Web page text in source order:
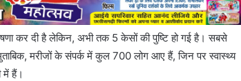
कर दी है लेकिन, अभी तक 5 केसों की पुष्टि हो गई है। सबसे
मरीजों के संपर्क में कुल 700 लोग आए हैं, जिन पर स्वास्थ्य
में हैं।